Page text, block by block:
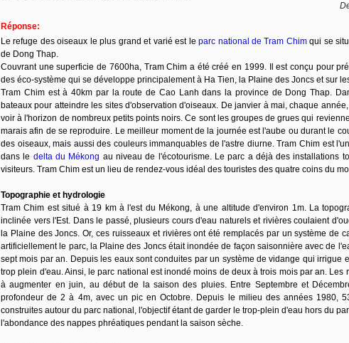
Réponse:
Le refuge des oiseaux le plus grand et varié est leparc national de Tram Chimqui se
de Dong Thap.
Couvrant une superficie de 7600ha, Tram Chim a été créé en 1999. Il est conçu pour
des éco-système qui se développe principalement à Ha Tien, la Plaine des Joncs et sur
Tram Chim est à 40km par la route de Cao Lanh dans la province de Dong Thap.
bateaux pour atteindre les sites d'observation d'oiseaux. De janvier à mai, chaque
voir à l'horizon de nombreux petits points noirs. Ce sont les groupes de grues qui
marais afin de se reproduire. Le meilleur moment de la journée est l'aube ou durant le
des oiseaux, mais aussi des couleurs immanquables de l'astre diurne. Tram Chim est
dans le delta du Mékong au niveau de l'écotourisme. Le parc a déjà des installations
visiteurs. Tram Chim est un lieu de rendez-vous idéal des touristes des quatre coins du
Topographie et hydrologie
Tram Chim est situé à 19 km à l'est du Mékong, à une altitude d'environ 1m. La
inclinée vers l'Est. Dans le passé, plusieurs cours d'eau naturels et rivières coulaient
la Plaine des Joncs. Or, ces ruisseaux et rivières ont été remplacés par un système de
artificiellement le parc, la Plaine des Joncs était inondée de façon saisonnière avec de
sept mois par an. Depuis les eaux sont conduites par un système de vidange qui irrigue
trop plein d'eau. Ainsi, le parc national est inondé moins de deux à trois mois par an.
à augmenter en juin, au début de la saison des pluies. Entre Septembre et
profondeur de 2 à 4m, avec un pic en Octobre. Depuis le milieu des années 1980,
construites autour du parc national, l'objectif étant de garder le trop-plein d'eau hors du
l'abondance des nappes phréatiques pendant la saison sèche.